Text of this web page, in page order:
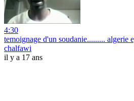
4:30
temoignage d'un soudanie......... algerie
chalfawi
il y a 17 ans